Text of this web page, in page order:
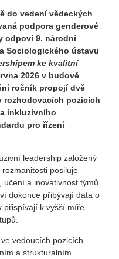
do vedení vědeckých
podpora genderové
odpoví 9. národní
Sociologického ústavu
ke kvalitní
2026 v budově
ročník propojí dvě
rozhodovacích pozicích
inkluzivního
pro řízení
leadership založený
posiluje
učení a inovativnost týmů.
dokonce přibývají data o
přispívají k vyšší míře
vedoucích pozicích
a strukturálním